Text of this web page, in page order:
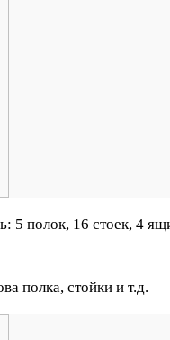
5 полок, 16 стоек, 4
полка, стойки и т.д.